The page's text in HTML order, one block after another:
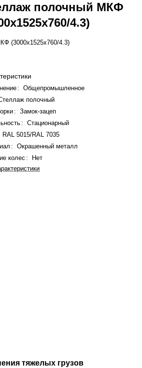
полочный МКФ
4.3)
(3000x1525x760/4.3)
:
Общепромышленное
полочный
:
Замок-зацеп
:
Стационарный
RAL 5015/RAL 7035
:
Окрашенный металл
колес :
Нет
тяжелых грузов